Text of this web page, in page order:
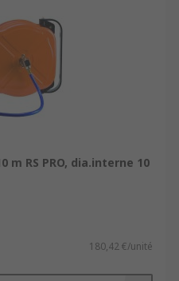
m RS PRO, dia.interne 10
180,42 €/unité